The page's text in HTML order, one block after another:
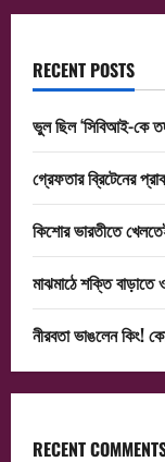
RECENT POSTS
ভুল ছিল ‘সিবিআই-কে
গ্রেফতার ব্রিটেনের
কিশোর ভারতীতে
মাঝমাঠে শক্তি
নীরবতা ভাঙলেন কিং!
RECENT